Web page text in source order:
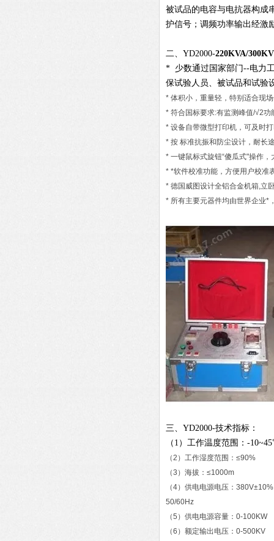
被试品的电容与电抗器构成
护信号；调频功率输出经激
二、YD2000-220KVA/300KV
* 少数通过国家部门--电力
保试验人员、被试品和试验
* 体积小，重量轻，特别适合现
* 符合国标要求:有监测峰值/√2
* 设备自带微型打印机，可及时
* 按 标准抗振和防尘设计，耐长
* 一键鼠标式旋钮“傻瓜式"操作
* *软件校准功能，方便用户校准
* 德国威图设计全铝合金机箱,立
* 所有主要元器件均由世界企业*
三、YD2000-技术指标：
（1）工作温度范围：-
（2）工作湿度范围：≤90%
（3）海拔：≤1000m
（4）供电电源电压：
50/60Hz
（5）供电电源容量：0-100KW
（6）额定输出电压：0-500KV